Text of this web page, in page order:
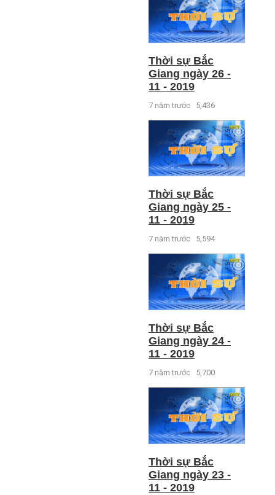
Thời sự Bắc
Giang ngày 26 -
11 - 2019
7 năm trước 5,436
Thời sự Bắc
Giang ngày 25 -
11 - 2019
7 năm trước 5,594
Thời sự Bắc
Giang ngày 24 -
11 - 2019
7 năm trước 5,700
Thời sự Bắc
Giang ngày 23 -
11 - 2019